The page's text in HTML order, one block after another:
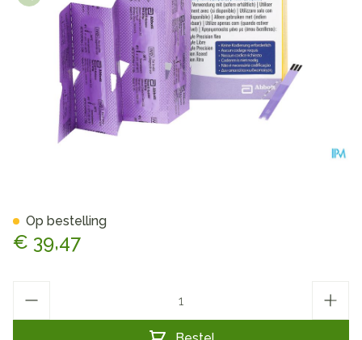
€ 39,47
Op bestelling